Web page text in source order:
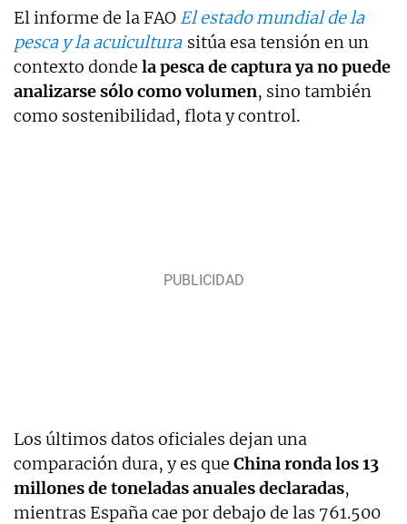
El informe de la FAO El estado mundial de la
pesca y la acuicultura sitúa esa tensión en un
contexto donde la pesca de captura ya no puede
analizarse sólo como volumen, sino también
como sostenibilidad, flota y control.
Los últimos datos oficiales dejan una
comparación dura, y es que China ronda los 13
millones de toneladas anuales declaradas,
mientras España cae por debajo de las 761.500